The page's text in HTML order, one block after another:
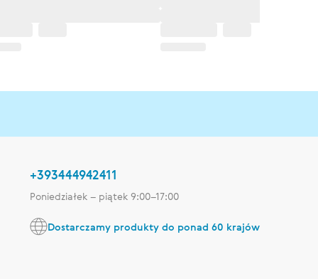
+393444942411
Poniedziałek – piątek 9:00–17:00
Dostarczamy produkty do ponad 60 krajów